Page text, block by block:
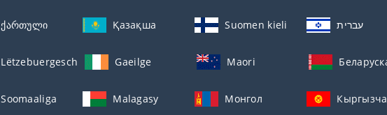
ქართული Қазақша Suomen kieli עברית
Lëtzebuergesch Gaeilge Maori
Soomaaliga Malagasy Монгол Кыргызча